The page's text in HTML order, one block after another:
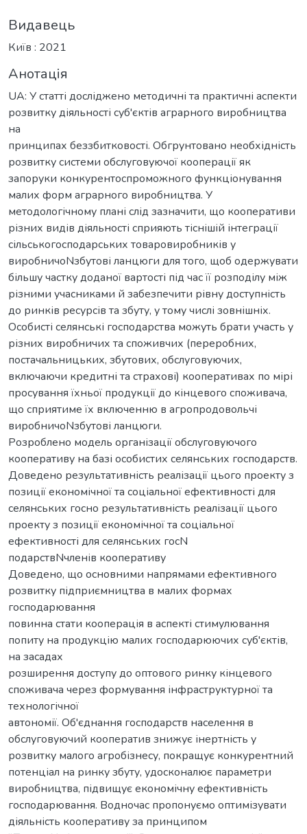
Видавець
Київ : 2021
Анотація
UA: У статті досліджено методичні та практичні аспекти
розвитку діяльності суб'єктів аграрного виробництва
на
принципах беззбитковості. Обгрунтовано необхідність
розвитку системи обслуговуючої кооперації як
запоруки конкурентоспроможного функціонування
малих форм аграрного виробництва. У
методологічному плані слід зазначити, що кооперативи
різних видів діяльності сприяють тіснішій інтеграції
сільськогосподарських товаровиробників у
виробничоNзбутові ланцюги для того, щоб одержувати
більшу частку доданої вартості під час її розподілу між
різними учасниками й забезпечити рівну доступність
до ринків ресурсів та збуту, у тому числі зовнішніх.
Особисті селянські господарства можуть брати участь у
різних виробничих та споживчих (переробних,
постачальницьких, збутових, обслуговуючих,
включаючи кредитні та страхові) кооперативах по мірі
просування їхньої продукції до кінцевого споживача,
що сприятиме їх включенню в агропродовольчі
виробничоNзбутові ланцюги.
Розроблено модель організації обслуговуючого
кооперативу на базі особистих селянських господарств.
Доведено результативність реалізації цього проекту з
позиції економічної та соціальної ефективності для
селянських госно результативність реалізації цього
проекту з позиції економічної та соціальної
ефективності для селянських госN
подарствNчленів кооперативу
Доведено, що основними напрямами ефективного
розвитку підприємництва в малих формах
господарювання
повинна стати кооперація в аспекті стимулювання
попиту на продукцію малих господарюючих суб'єктів,
на засадах
розширення доступу до оптового ринку кінцевого
споживача через формування інфраструктурної та
технологічної
автономії. Об'єднання господарств населення в
обслуговуючий кооператив знижує інертність у
розвитку малого агробізнесу, покращує конкурентний
потенціал на ринку збуту, удосконалює параметри
виробництва, підвищує економічну ефективність
господарювання. Водночас пропонуємо оптимізувати
діяльність кооперативу за принципом